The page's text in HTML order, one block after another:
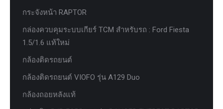
กระจังหน้า RAPTOR
กล่องควบคุมระบบเกียร์ TCM สำหรับรถ : Ford Fiesta
1.5/1.6 แท้ใหม่
กล้องติดรถยนต์
กล้องติดรถยนต์ VIOFO รุ่น A129 Duo
กล้องถอยหลังแท้